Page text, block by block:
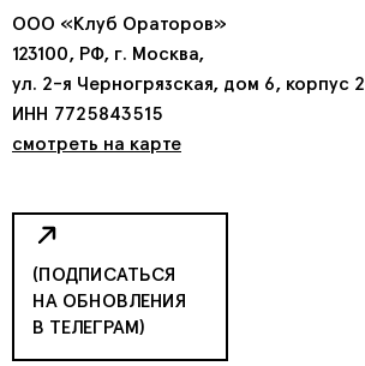
ООО «Клуб Ораторов»
123100, РФ, г. Москва,
ул. 2-я Черногрязская, дом 6, корпус 2
ИНН 7725843515
смотреть на карте
(ПОДПИСАТЬСЯ
НА ОБНОВЛЕНИЯ
В ТЕЛЕГРАМ)